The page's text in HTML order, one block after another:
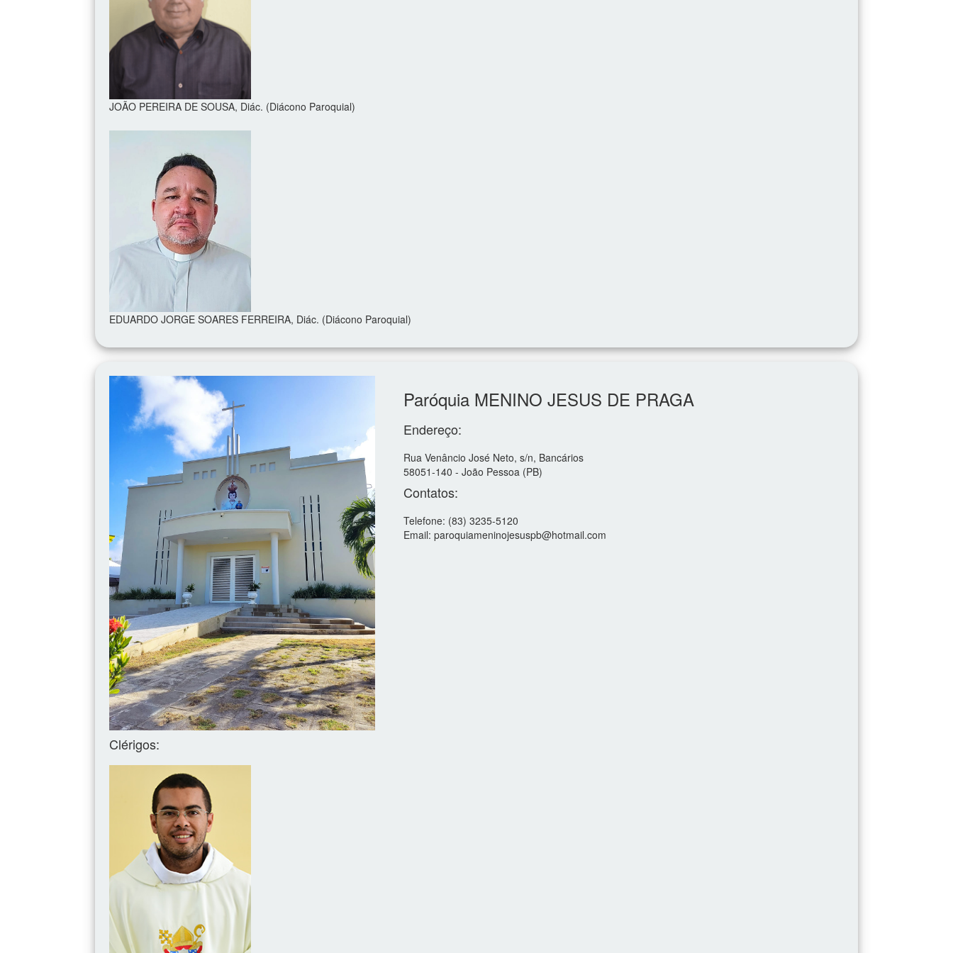
JOÃO PEREIRA DE SOUSA, Diác. (Diácono Paroquial)
EDUARDO JORGE SOARES FERREIRA, Diác. (Diácono Paroquial)
Paróquia MENINO JESUS DE PRAGA
Endereço:
Rua Venâncio José Neto, s/n, Bancários
58051-140 - João Pessoa (PB)
Contatos:
Telefone: (83) 3235-5120
Email: paroquiameninojesuspb@hotmail.com
Clérigos: